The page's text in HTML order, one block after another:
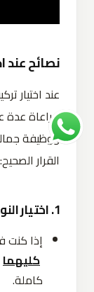
نصائح عند
عند اختيار
مراعاة
ووظيفة
القرار الصحيح:
1. اختيار النوع المناسب لحالتك
إذا كنت
كليهما
كاملة.